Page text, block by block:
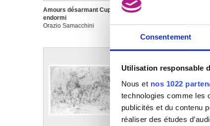
Consentement
Utilisation responsable
Nous et nos 1022
technologies comme les
publicités et du contenu
réaliser des études
Amours désarmant Cupidon
endormi
Orazio Samacchini
Remigio Cantagallina